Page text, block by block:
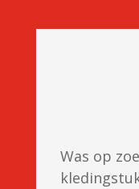
Was op